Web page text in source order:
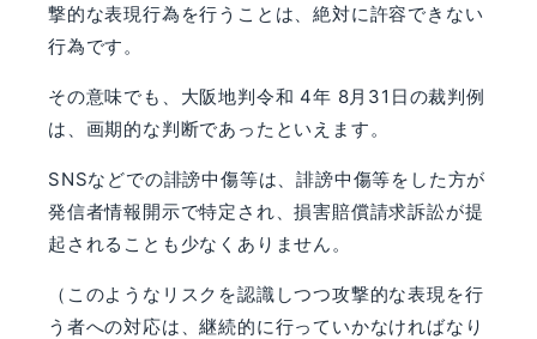
撃的な表現行為を行うことは、絶対に許容できない
行為です。
その意味でも、大阪地判令和 4年 8月 31 日の裁判例
は、画期的な判断であったといえます。
SNSなどでの誹謗中傷等は、誹謗中傷等をした方が
発信者情報開示で特定され、損害賠償請求訴訟が提
起されることも少なくありません。
（このようなリスクを認識しつつ攻撃的な表現を行
う者への対応は、継続的に行っていかなければなり